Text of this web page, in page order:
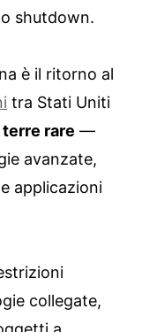
shutdown.
è il ritorno al
tra Stati Uniti
terre rare —
avanzate,
applicazioni
collegate,